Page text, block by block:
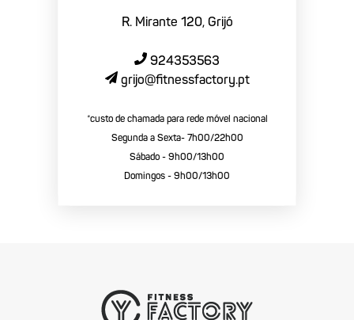
R. Mirante 120, Grijó
924353563
grijo@fitnessfactory.pt
*custo de chamada para rede móvel nacional
Segunda a Sexta- 7h00/22h00
Sábado - 9h00/13h00
Domingos - 9h00/13h00